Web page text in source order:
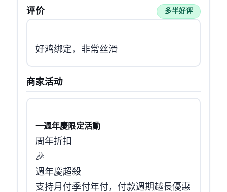
MJJ评价 多半好评
好鸡绑定，非常丝滑
商家活动
一週年慶限定活動
周年折扣
🎉 Hinet VDS Anniversary
週年慶超殺
支持月付 / 季付 / 年付，付款週期越長優惠